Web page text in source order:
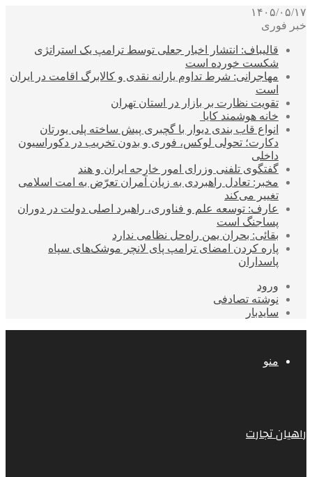
۱۴۰۵/۰۵/۱۷
خبر فوری
قالیباف: انتشار اخبار جعلی توسط ترامپ یک استراتژی
شکست خورده است
مهاجرانی: شرط تداوم یارانه نقدی و کالابرگ اقامت در ایران
است
تقویت نظارت بر بازار در استان تهران
خانه هوشمند کایا
انواع قاب بندی دیوار با گچبری پیش ساخته پلی یورتان
دکارت؛ تحولی لوکس، فوری و بدون تخریب در دکوراسیون
داخلی
گفتگوی تلفنی وزرای امور خارجه ایران و هند
مخبر: تعادل راهبردی به زیان آمران تعرّض به امت اسلامی
تغییر می‌کند
عارف: توسعه علم و فناوری، راهبرد اصلی دولت در دوران
پساجنگ است
بقائی: بحران یمن راه‌حل نظامی ندارد
پاره کردن امضای ترامپ پای لانچر موشک‌های سپاه
پاسداران
ورود
نوشته تصادفی
سایدبار
منو
راهیان تجارت